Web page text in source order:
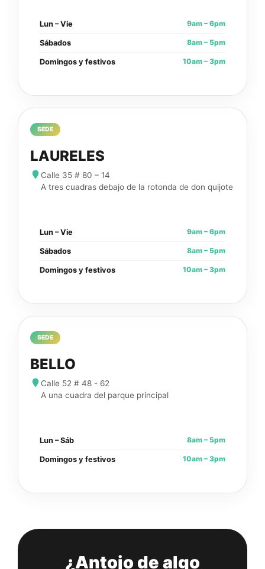
Lun – Vie 9am – 6pm
Sábados 8am – 5pm
Domingos y festivos 10am – 3pm
SEDE
LAURELES
Calle 35 # 80 – 14
A tres cuadras debajo de la rotonda de don quijote
Lun – Vie 9am – 6pm
Sábados 8am – 5pm
Domingos y festivos 10am – 3pm
SEDE
BELLO
Calle 52 # 48 - 62
A una cuadra del parque principal
Lun – Sáb 8am – 5pm
Domingos y festivos 10am – 3pm
¿Antojo de algo